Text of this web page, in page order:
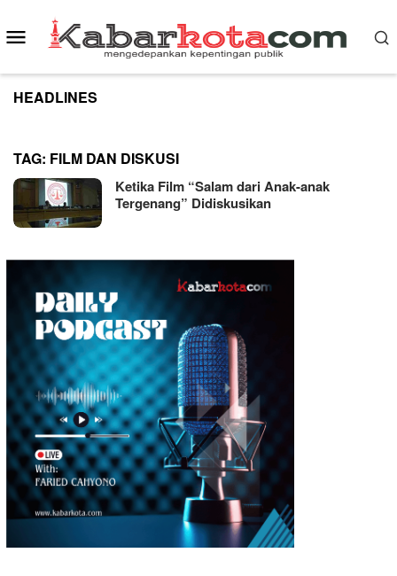
to
content
Mobile
Menu
HEADLINES
TAG: FILM DAN DISKUSI
Ketika Film “Salam dari Anak-anak
Tergenang” Didiskusikan